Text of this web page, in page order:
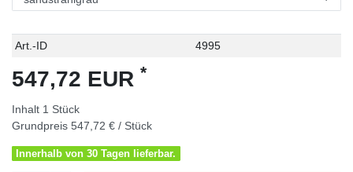
Technisches
Wert
Art.-ID 4995
547,72 EUR *
Inhalt 1 Stück
Grundpreis 547,72 € / Stück
Innerhalb von 30 Tagen lieferbar.